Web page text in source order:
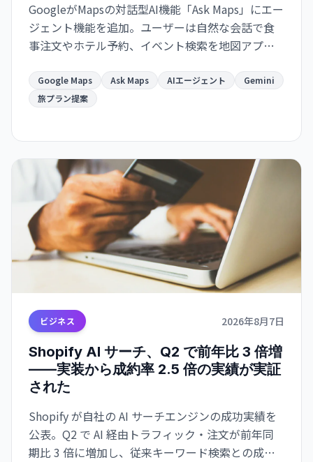
GoogleがMapsの対話型AI機能「Ask Maps」にエー
ジェント機能を追加。ユーザーは自然な会話で食
事注文やホテル予約、イベント検索を地図アプリ
画がより便利になります。
Google Maps Ask Maps AIエージェント
Gemini
旅プラン提案
ビジネス 2026年8月7日
Shopify AI サーチ、Q2 で前年比 3 倍増
——実装から成約率 2.5 倍の実績が実証
された
Shopify が自社の AI サーチエンジンの成功実績を
公表。Q2 で AI 経由トラフィック・注文が前年同
期比 3 倍に増加し、従来キーワード検索との成約